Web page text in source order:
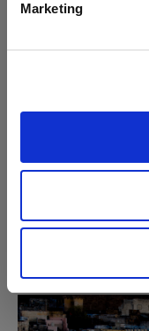
Marketing
Erikaは、2人の背
を、雑多に連なる